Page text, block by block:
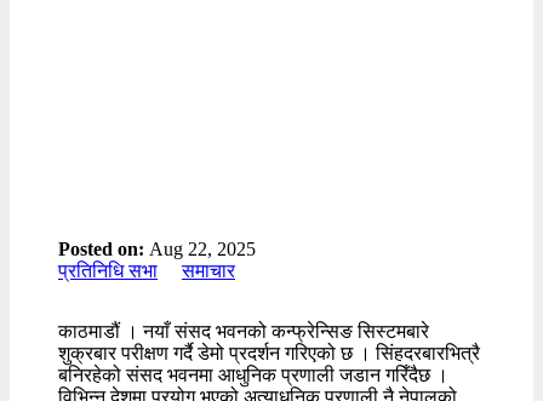
Posted on: Aug 22, 2025
प्रतिनिधि सभा
समाचार
काठमाडौं । नयाँ संसद भवनको कन्फ्रेन्सिङ सिस्टमबारे
शुक्रबार परीक्षण गर्दै डेमो प्रदर्शन गरिएको छ । सिंहदरबारभित्रै
बनिरहेको संसद भवनमा आधुनिक प्रणाली जडान गरिँदैछ ।